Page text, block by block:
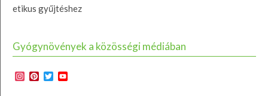
etikus gyűjtéshez
Gyógynövények a közösségi médiában
Instagram
Pinterest
Twitter